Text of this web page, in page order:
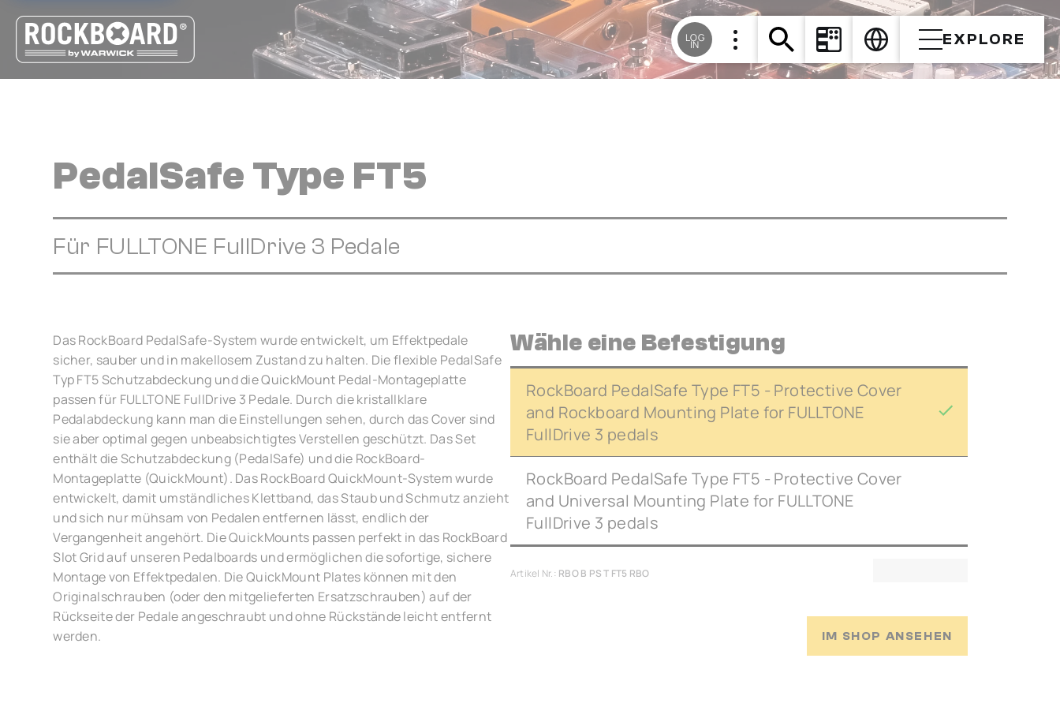
LOG
IN EXPLORE
PedalSafe Type FT5
Für FULLTONE FullDrive 3 Pedale
Das RockBoard PedalSafe-System wurde entwickelt, um Effektpedale
sicher, sauber und in makellosem Zustand zu halten. Die flexible PedalSafe
Typ FT5 Schutzabdeckung und die QuickMount Pedal-Montageplatte
passen für FULLTONE FullDrive 3 Pedale. Durch die kristallklare
Pedalabdeckung kann man die Einstellungen sehen, durch das Cover sind
sie aber optimal gegen unbeabsichtigtes Verstellen geschützt. Das Set
enthält die Schutzabdeckung (PedalSafe) und die RockBoard-
Montageplatte (QuickMount). Das RockBoard QuickMount-System wurde
entwickelt, damit umständliches Klettband, das Staub und Schmutz anzieht
und sich nur mühsam von Pedalen entfernen lässt, endlich der
Vergangenheit angehört. Die QuickMounts passen perfekt in das RockBoard
Slot Grid auf unseren Pedalboards und ermöglichen die sofortige, sichere
Montage von Effektpedalen. Die QuickMount Plates können mit den
Originalschrauben (oder den mitgelieferten Ersatzschrauben) auf der
Rückseite der Pedale angeschraubt und ohne Rückstände leicht entfernt
werden.
Wähle eine Befestigung
RockBoard PedalSafe Type FT5 - Protective Cover
and Rockboard Mounting Plate for FULLTONE
FullDrive 3 pedals
RockBoard PedalSafe Type FT5 - Protective Cover
and Universal Mounting Plate for FULLTONE
FullDrive 3 pedals
Artikel Nr.: RBO B PS T FT5 RBO
IM SHOP ANSEHEN